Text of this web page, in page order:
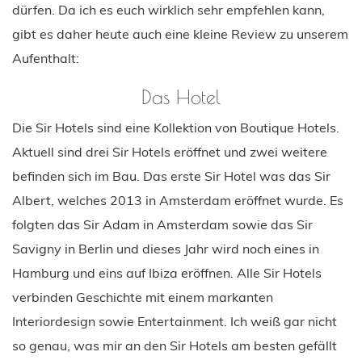
dürfen. Da ich es euch wirklich sehr empfehlen kann,
gibt es daher heute auch eine kleine Review zu unserem
Aufenthalt:
Das Hotel
Die Sir Hotels sind eine Kollektion von Boutique Hotels.
Aktuell sind drei Sir Hotels eröffnet und zwei weitere
befinden sich im Bau. Das erste Sir Hotel was das Sir
Albert, welches 2013 in Amsterdam eröffnet wurde. Es
folgten das Sir Adam in Amsterdam sowie das Sir
Savigny in Berlin und dieses Jahr wird noch eines in
Hamburg und eins auf Ibiza eröffnen. Alle Sir Hotels
verbinden Geschichte mit einem markanten
Interiordesign sowie Entertainment. Ich weiß gar nicht
so genau, was mir an den Sir Hotels am besten gefällt